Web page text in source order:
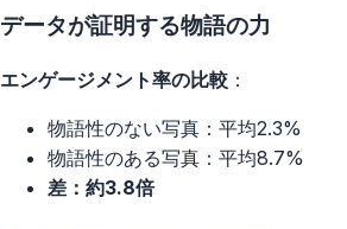
データが証明する物語の力
エンゲージメント率の比較 ：
物語性のない写真：平均2.3%
物語性のある写真：平均8.7%
差：約3.8倍